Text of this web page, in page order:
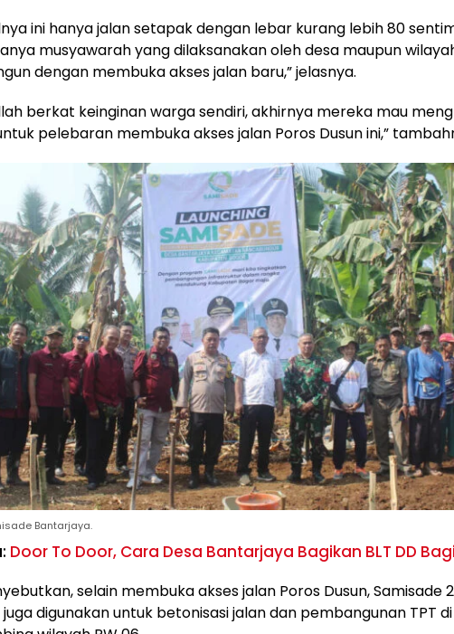
ini hanya jalan setapak dengan lebar kurang lebih 80
musyawarah yang dilaksanakan oleh desa maupun
dengan membuka akses jalan baru,” jelasnya.
berkat keinginan warga sendiri, akhirnya mereka mau
pelebaran membuka akses jalan Poros Dusun ini,”
Bantarjaya.
Door To Door, Cara Desa Bantarjaya Bagikan BLT DD
selain membuka akses jalan Poros Dusun, Samisade
digunakan untuk betonisasi jalan dan pembangunan TPT